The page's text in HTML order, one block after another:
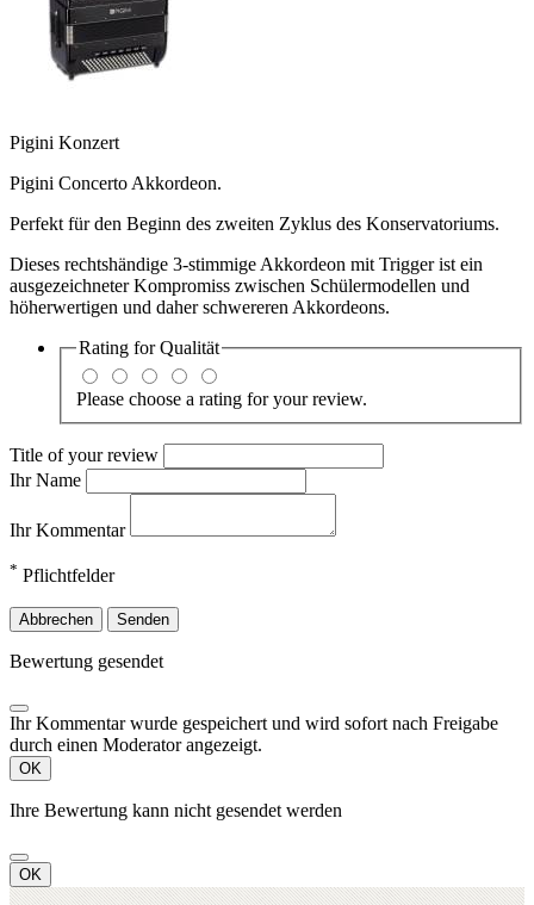
Pigini Konzert
Pigini Concerto Akkordeon.
Perfekt für den Beginn des zweiten Zyklus des Konservatoriums.
Dieses rechtshändige 3-stimmige Akkordeon mit Trigger ist ein
ausgezeichneter Kompromiss zwischen Schülermodellen und
höherwertigen und daher schwereren Akkordeons.
Rating forQualität
Please choose a rating for your review.
Title of your review
Ihr Name
Ihr Kommentar
* Pflichtfelder
Abbrechen Senden
Bewertung gesendet
Ihr Kommentar wurde gespeichert und wird sofort nach Freigabe
durch einen Moderator angezeigt.
OK
Ihre Bewertung kann nicht gesendet werden
OK